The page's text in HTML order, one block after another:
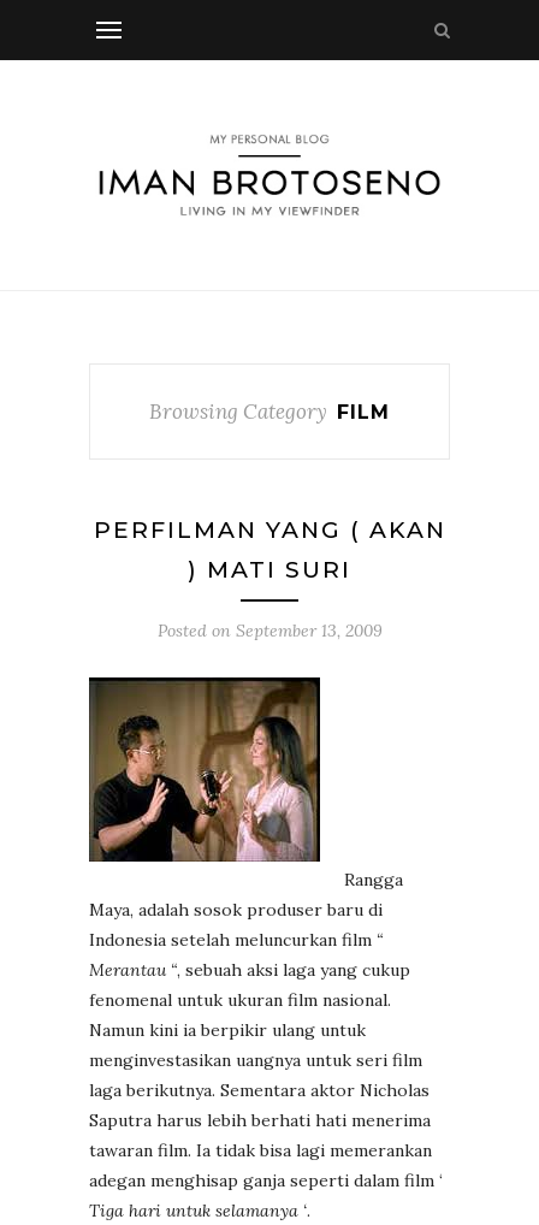
Browsing Category FILM
PERFILMAN YANG ( AKAN
) MATI SURI
Posted on September 13, 2009
Rangga
Maya, adalah sosok produser baru di
Indonesia setelah meluncurkan film “
Merantau “, sebuah aksi laga yang cukup
fenomenal untuk ukuran film nasional.
Namun kini ia berpikir ulang untuk
menginvestasikan uangnya untuk seri film
laga berikutnya. Sementara aktor Nicholas
Saputra harus lebih berhati hati menerima
tawaran film. Ia tidak bisa lagi memerankan
adegan menghisap ganja seperti dalam film ‘
Tiga hari untuk selamanya ‘.